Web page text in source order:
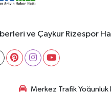
ve Çaykur Rizespor
Merkez Trafik Yoğunluk